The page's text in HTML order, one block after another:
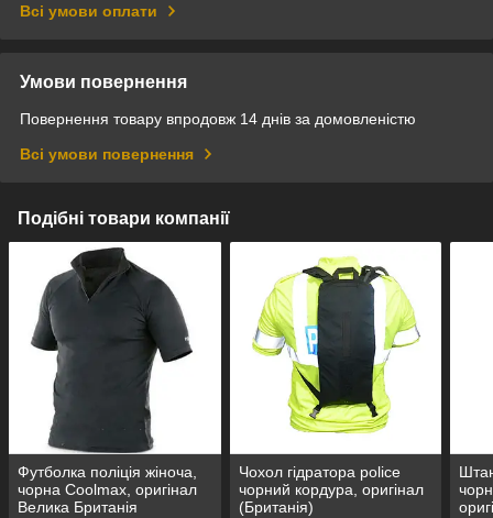
Всі умови оплати
Умови повернення
Повернення товару впродовж 14 днів за домовленістю
Всі умови повернення
Подібні товари компанії
Футболка поліція жіноча,
чорна Coolmax, оригінал
Велика Британія
Чохол гідратора police
чорний кордура, оригінал
(Британія)